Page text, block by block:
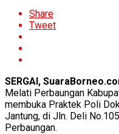
Share
Tweet
SERGAI,
Melati Perbaungan
membuka Praktek Poli
Jantung, di Jln. Deli
Perbaungan.